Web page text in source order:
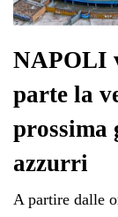
NAPOLI
parte la
prossima
azzurri
A partire dalle